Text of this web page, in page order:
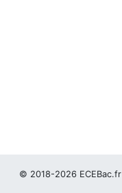
© 2018-2026 ECEBac.fr